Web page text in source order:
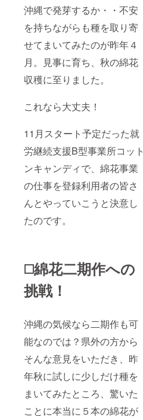
沖縄で発芽するか・・不安
を持ちながらも種を取り寄
せてまいてみたのが昨年４
月。見事に育ち、秋の綿花
収穫に至りました。
これなら大丈夫！
11月スタート予定だった就
労継続支援B型事業所コット
ンキャンディで、綿花事業
の仕事を登録利用者の皆さ
んとやっていこうと決意し
たのです。
◻️綿花二期作への
挑戦！
沖縄の気候なら二期作も可
能なのでは？県外の方から
そんな意見をいただき、昨
年秋に試しに少しだけ種を
まいてみたところ、驚いた
ことに本当に５本の綿花が